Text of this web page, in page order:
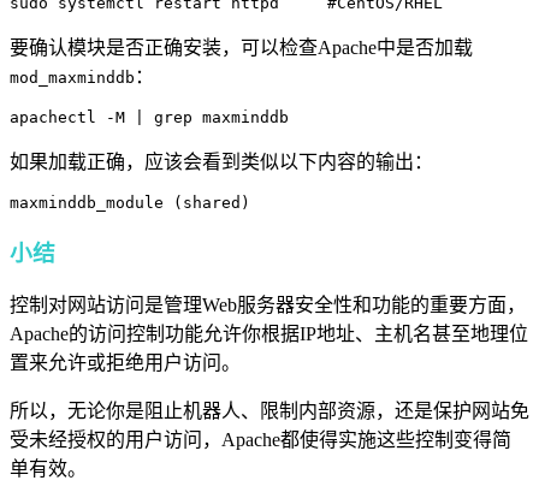
要确认模块是否正确安装，可以检查Apache中是否加载
mod_maxminddb ：
apachectl -M | grep maxminddb
如果加载正确，应该会看到类似以下内容的输出：
maxminddb_module (shared)
小结
控制对网站访问是管理Web服务器安全性和功能的重要方面，
Apache的访问控制功能允许你根据IP地址、主机名甚至地理位
置来允许或拒绝用户访问。
所以，无论你是阻止机器人、限制内部资源，还是保护网站免
受未经授权的用户访问，Apache都使得实施这些控制变得简
单有效。